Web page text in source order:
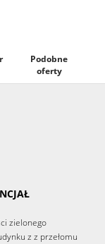
Podobne
oferty
zielonego
z z przełomu